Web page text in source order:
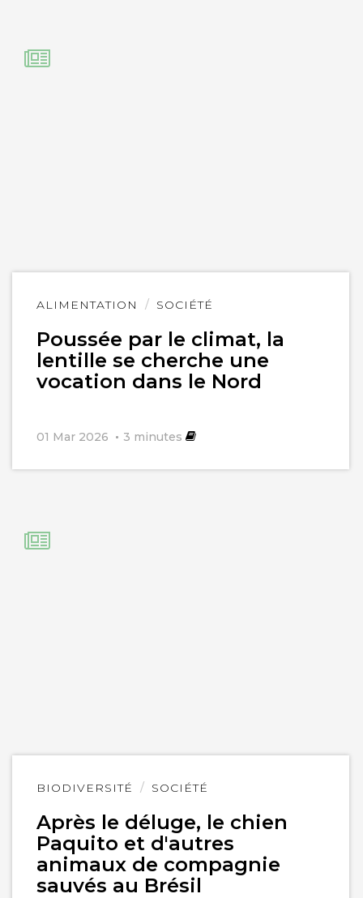
ALIMENTATION SOCIÉTÉ
Poussée par le climat, la
lentille se cherche une
vocation dans le Nord
01 Mar 2026 3 minutes
Lire
BIODIVERSITÉ SOCIÉTÉ
Après le déluge, le chien
Paquito et d'autres
animaux de compagnie
sauvés au Brésil
Lire